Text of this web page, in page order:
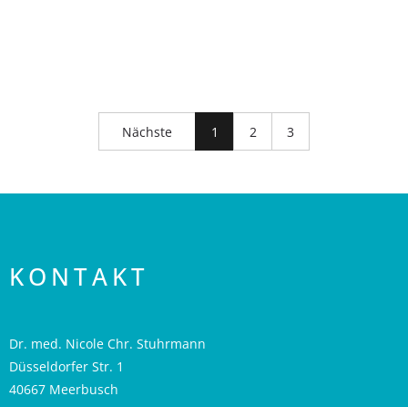
Nächste 1 2 3
KONTAKT
Dr. med. Nicole Chr. Stuhrmann
Düsseldorfer Str. 1
40667 Meerbusch